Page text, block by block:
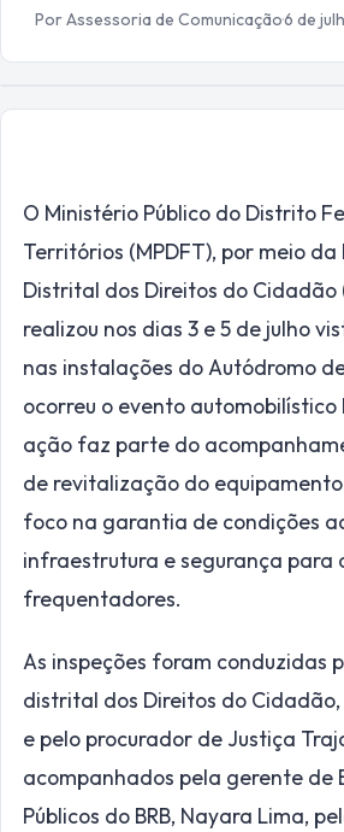
Por Assessoria de Comunicação·6 de
O Ministério Público do Distrito
Territórios (MPDFT), por meio
Distrital dos Direitos do Cidadão
realizou nos dias 3 e 5 de julho
nas instalações do Autódromo
ocorreu o evento
ação faz parte do
de revitalização do equipamento
foco na garantia de condições
infraestrutura e segurança para
frequentadores.
As inspeções foram conduzidas
distrital dos Direitos do Cidadão,
e pelo procurador de Justiça
acompanhados pela gerente de
Públicos do BRB, Nayara Lima,